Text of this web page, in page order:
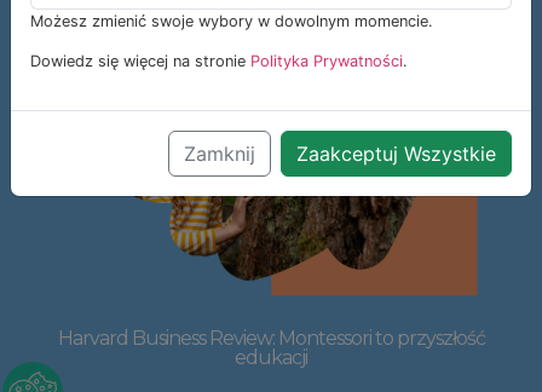
Harvard Business Review: Montessori to przyszłość
edukacji
Możesz zmienić swoje wybory w dowolnym momencie.
Dowiedz się więcej na stronie Polityka Prywatności.
Zamknij Zaakceptuj Wszystkie